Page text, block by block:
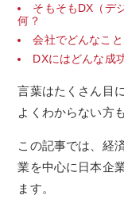
そもそもDX（デ
何？
会社でどんなこ
DXにはどんな成
言葉はたくさん目
よくわからない方
この記事では、経
業を中心に日本企
ます。